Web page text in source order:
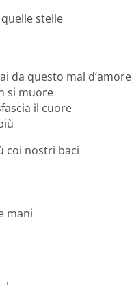
stelle
da questo mal d’amore
si muore
il cuorе
coi nostri baci
mani